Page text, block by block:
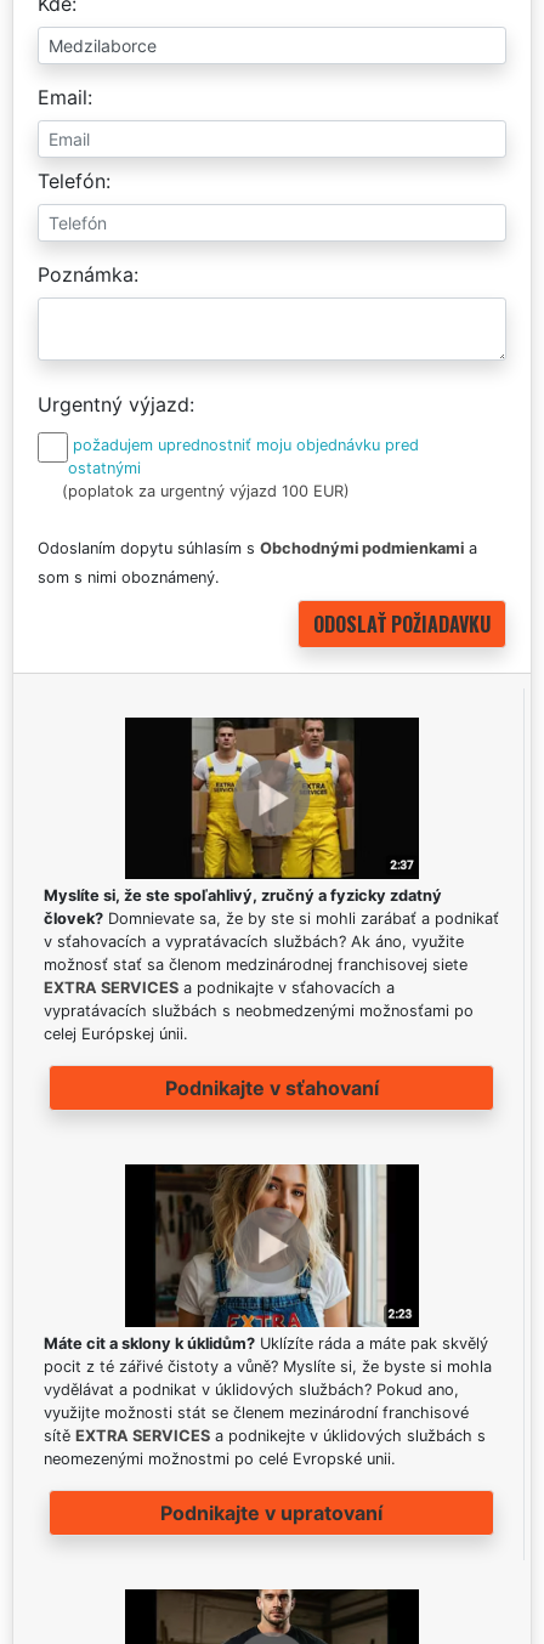
Email
Telefón
Poznámka
Urgentný výjazd
požadujem uprednostniť moju objednávku pred
ostatnými
(poplatok za urgentný výjazd 100 EUR)
Odoslaním dopytu súhlasím s Obchodnými podmienkami a
som s nimi oboznámený.
Myslíte si, že ste spoľahlivý, zručný a fyzicky zdatný
človek? Domnievate sa, že by ste si mohli zarábať a podnikať
v sťahovacích a vypratávacích službách? Ak áno, využite
možnosť stať sa členom medzinárodnej franchisovej siete
EXTRA SERVICES a podnikajte v sťahovacích a
vypratávacích službách s neobmedzenými možnosťami po
celej Európskej únii.
Podnikajte v sťahovaní
Máte cit a sklony k úklidům? Uklízíte ráda a máte pak skvělý
pocit z té zářivé čistoty a vůně? Myslíte si, že byste si mohla
vydělávat a podnikat v úklidových službách? Pokud ano,
využijte možnosti stát se členem mezinárodní franchisové
sítě EXTRA SERVICES a podnikejte v úklidových službách s
neomezenými možnostmi po celé Evropské unii.
Podnikajte v upratovaní